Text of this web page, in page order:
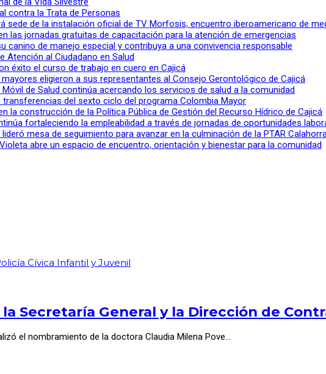
contra la Trata de Personas
sede de la instalación oficial de TV Morfosis, encuentro iberoamericano de
las jornadas gratuitas de capacitación para la atención de emergencias
canino de manejo especial y contribuya a una convivencia responsable
Atención al Ciudadano en Salud
éxito el curso de trabajo en cuero en Cajicá
eligieron a sus representantes al Consejo Gerontológico de Cajicá
Móvil de Salud continúa acercando los servicios de salud a la comunidad
transferencias del sexto ciclo del programa Colombia Mayor
la construcción de la Política Pública de Gestión del Recurso Hídrico de Cajicá
fortaleciendo la empleabilidad a través de jornadas de oportunidades
mesa de seguimiento para avanzar en la culminación de la PTAR
abre un espacio de encuentro, orientación y bienestar para la comunidad
Cívica Infantil y Juvenil
Secretaría General y la Dirección de
el nombramiento de la doctora Claudia Milena Pove…